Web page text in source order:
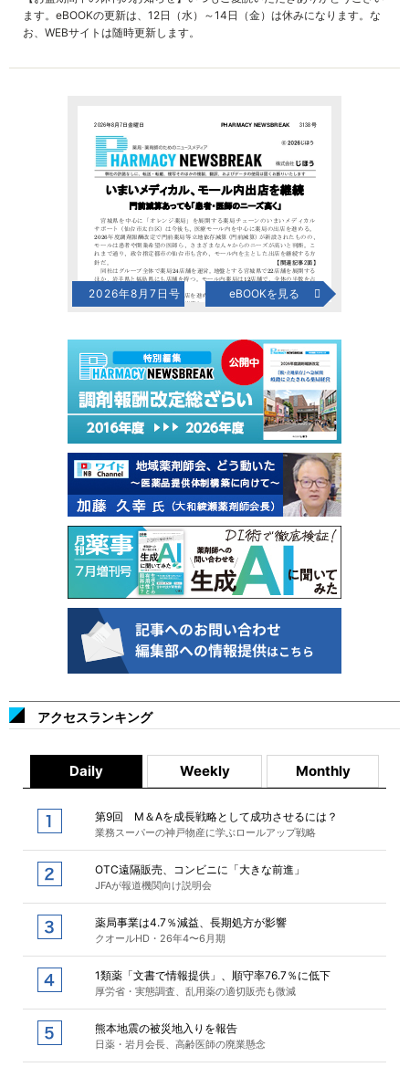
ます。eBOOKの更新は、12日（水）～14日（金）は休みになります。な
お、WEBサイトは随時更新します。
2026年8月7日号 eBOOKを見る
アクセスランキング
Daily Weekly Monthly
第9回 M＆Aを成長戦略として成功させるには？
業務スーパーの神戸物産に学ぶロールアップ戦略
OTC遠隔販売、コンビニに「大きな前進」
JFAが報道機関向け説明会
薬局事業は4.7％減益、長期処方が影響
クオールHD・26年4〜6月期
1類薬「文書で情報提供」、順守率76.7％に低下
厚労省・実態調査、乱用薬の適切販売も微減
熊本地震の被災地入りを報告
日薬・岩月会長、高齢医師の廃業懸念